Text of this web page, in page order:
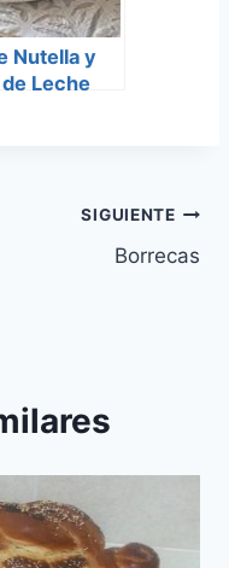
Nutella y
Leche
SIGUIENTE
Borrecas